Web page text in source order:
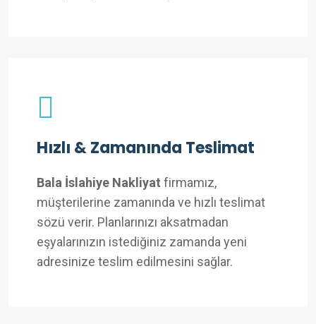
Hızlı & Zamanında Teslimat
Bala İslahiye Nakliyat firmamız,
müşterilerine zamanında ve hızlı teslimat
sözü verir. Planlarınızı aksatmadan
eşyalarınızın istediğiniz zamanda yeni
adresinize teslim edilmesini sağlar.